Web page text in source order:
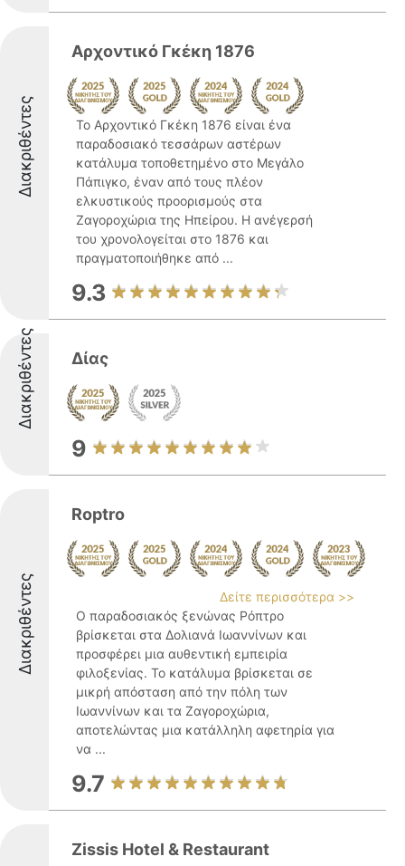
Διακριθέντες
Αρχοντικό Γκέκη 1876
Το Αρχοντικό Γκέκη 1876 είναι ένα
παραδοσιακό τεσσάρων αστέρων
κατάλυμα τοποθετημένο στο Μεγάλο
Πάπιγκο, έναν από τους πλέον
ελκυστικούς προορισμούς στα
Ζαγοροχώρια της Ηπείρου. Η ανέγερσή
του χρονολογείται στο 1876 και
πραγματοποιήθηκε από ...
9.3
Διακριθέντες Δίας
9
Διακριθέντες
Roptro
Δείτε περισσότερα >>
Ο παραδοσιακός ξενώνας Ρόπτρο
βρίσκεται στα Δολιανά Ιωαννίνων και
προσφέρει μια αυθεντική εμπειρία
φιλοξενίας. Το κατάλυμα βρίσκεται σε
μικρή απόσταση από την πόλη των
Ιωαννίνων και τα Ζαγοροχώρια,
αποτελώντας μια κατάλληλη αφετηρία για
να ...
9.7
Zissis Hotel & Restaurant